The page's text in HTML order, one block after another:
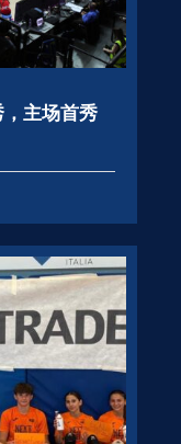
主场首秀